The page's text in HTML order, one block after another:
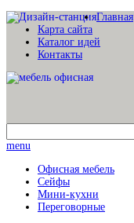
Главная
Карта сайта
Каталог идей
Контакты
menu
Офисная мебель
Сейфы
Мини-кухни
Переговорные